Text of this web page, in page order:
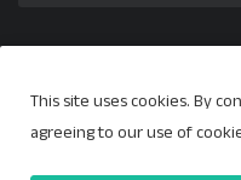
Copyright 2024
This site uses cookies. By
agreeing to our use of